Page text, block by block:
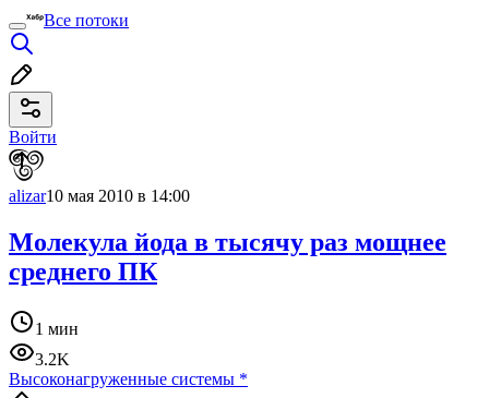
Все потоки
Войти
alizar10 мая 2010 в 14:00
Молекула йода в тысячу раз мощнее
среднего ПК
1 мин
3.2K
Высоконагруженные системы *